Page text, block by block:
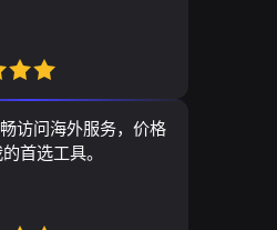
访问海外服务，价格
首选工具。